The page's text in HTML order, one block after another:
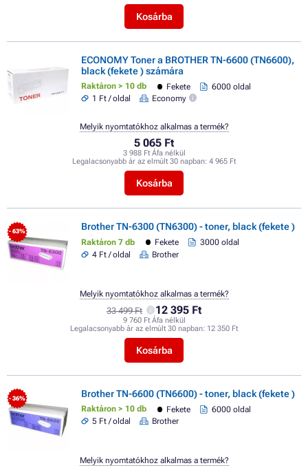
Kosárba
ECONOMY Toner a BROTHER TN-6600 (TN6600),
black (fekete ) számára
Raktáron > 10 db Fekete
6000 oldal
1 Ft / oldal
Economy
5 065 Ft
3 988 Ft Áfa nélkül
Legalacsonyabb ár az elmúlt 30 napban: 4 965 Ft
Kosárba
Melyik nyomtatókhoz alkalmas a termék?
- 63% Brother TN-6300 (TN6300) - toner, black (fekete )
Raktáron 7 db Fekete
3000 oldal
4 Ft / oldal
Brother
33 499 Ft 12 395 Ft
9 760 Ft Áfa nélkül
Legalacsonyabb ár az elmúlt 30 napban: 12 350 Ft
Kosárba
Melyik nyomtatókhoz alkalmas a termék?
- 36% Brother TN-6600 (TN6600) - toner, black (fekete )
Raktáron > 10 db Fekete
6000 oldal
5 Ft / oldal
Brother
Melyik nyomtatókhoz alkalmas a termék?